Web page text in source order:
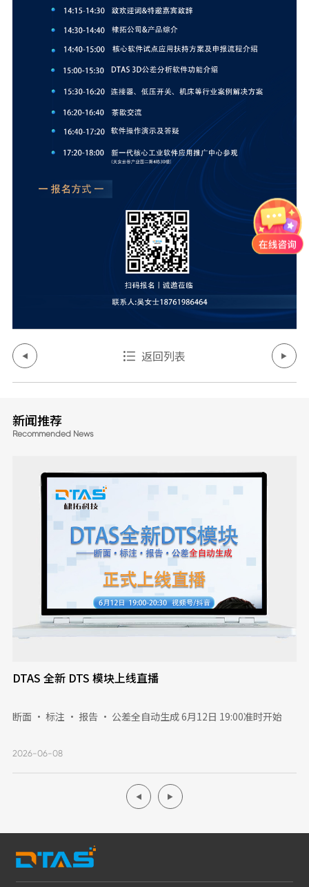
返回列表
新闻推荐
Recommended News
DTAS 全新 DTS 模块上线直播
断面 · 标注 · 报告 · 公差全自动生成 6月12日 19:00准时开始
2026-06-08